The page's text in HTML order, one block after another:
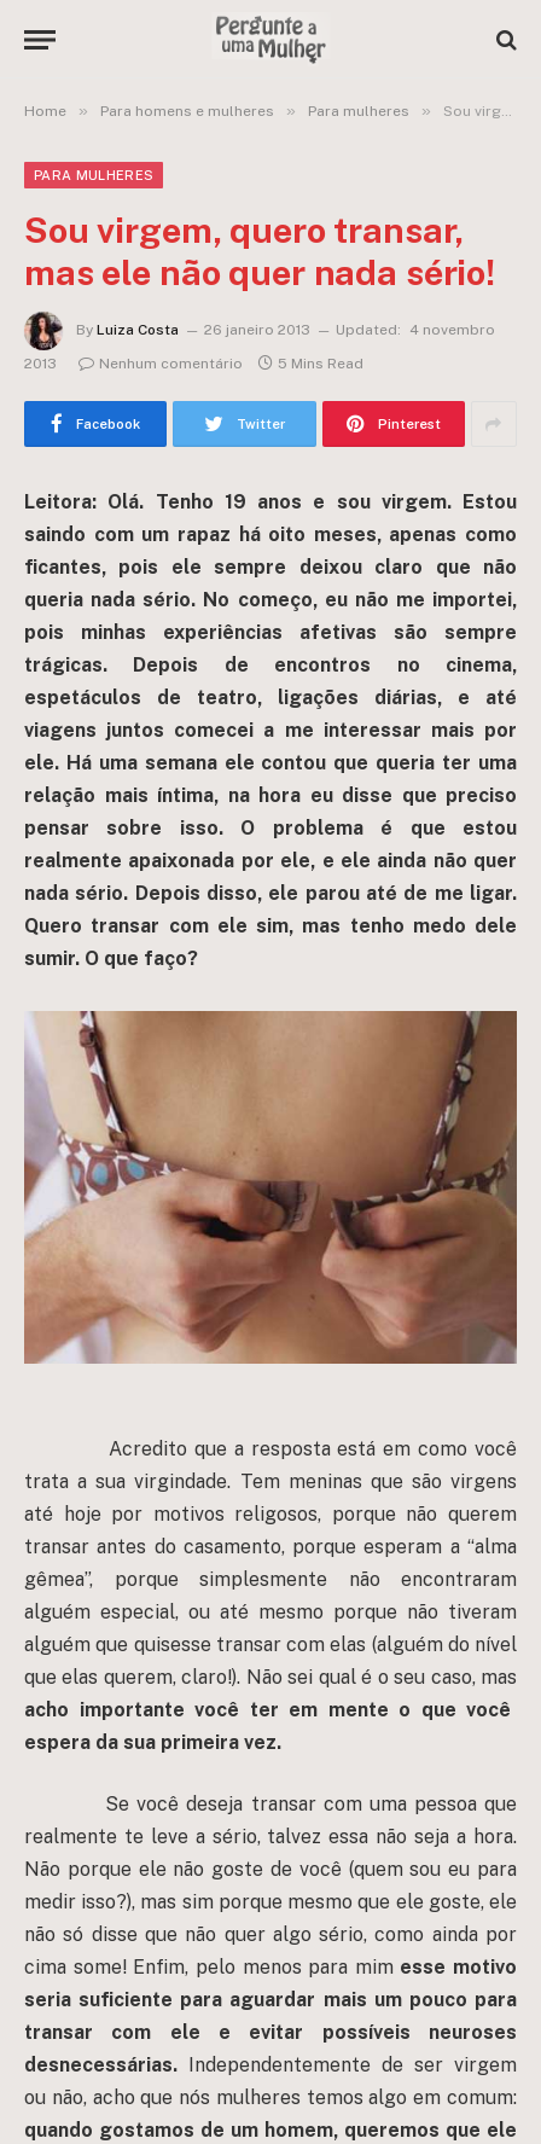
Home » Para homens e mulheres » Para mulheres » Sou virgem, quero transar, mas ele não quer nada sério!
PARA MULHERES
Sou virgem, quero transar,
mas ele não quer nada sério!
By Luiza Costa 26 janeiro 2013 Updated:
4 novembro
2013
Nenhum comentário 5 Mins Read
Facebook Twitter Pinterest
Leitora: Olá. Tenho 19 anos e sou virgem. Estou
saindo com um rapaz há oito meses, apenas como
ficantes, pois ele sempre deixou claro que não
queria nada sério. No começo, eu não me importei,
pois minhas experiências afetivas são sempre
trágicas. Depois de encontros no cinema,
espetáculos de teatro, ligações diárias, e até
viagens juntos comecei a me interessar mais por
ele. Há uma semana ele contou que queria ter uma
relação mais íntima, na hora eu disse que preciso
pensar sobre isso. O problema é que estou
realmente apaixonada por ele, e ele ainda não quer
nada sério. Depois disso, ele parou até de me ligar.
Quero transar com ele sim, mas tenho medo dele
sumir. O que faço?
Acredito que a resposta está em como você
trata a sua virgindade. Tem meninas que são virgens
até hoje por motivos religosos, porque não querem
transar antes do casamento, porque esperam a “alma
gêmea”, porque simplesmente não encontraram
alguém especial, ou até mesmo porque não tiveram
alguém que quisesse transar com elas (alguém do nível
que elas querem, claro!). Não sei qual é o seu caso, mas
acho importante você ter em mente o que você
espera da sua primeira vez.
Se você deseja transar com uma pessoa que
realmente te leve a sério, talvez essa não seja a hora.
Não porque ele não goste de você (quem sou eu para
medir isso?), mas sim porque mesmo que ele goste, ele
não só disse que não quer algo sério, como ainda por
cima some! Enfim, pelo menos para mimesse motivo
seriasuficiente para aguardar mais um pouco para
transar com ele e evitar possíveis neuroses
desnecessárias. Independentemente de ser virgem
ou não, acho que nós mulheres temos algo em comum:
quando gostamos de um homem, queremos que ele